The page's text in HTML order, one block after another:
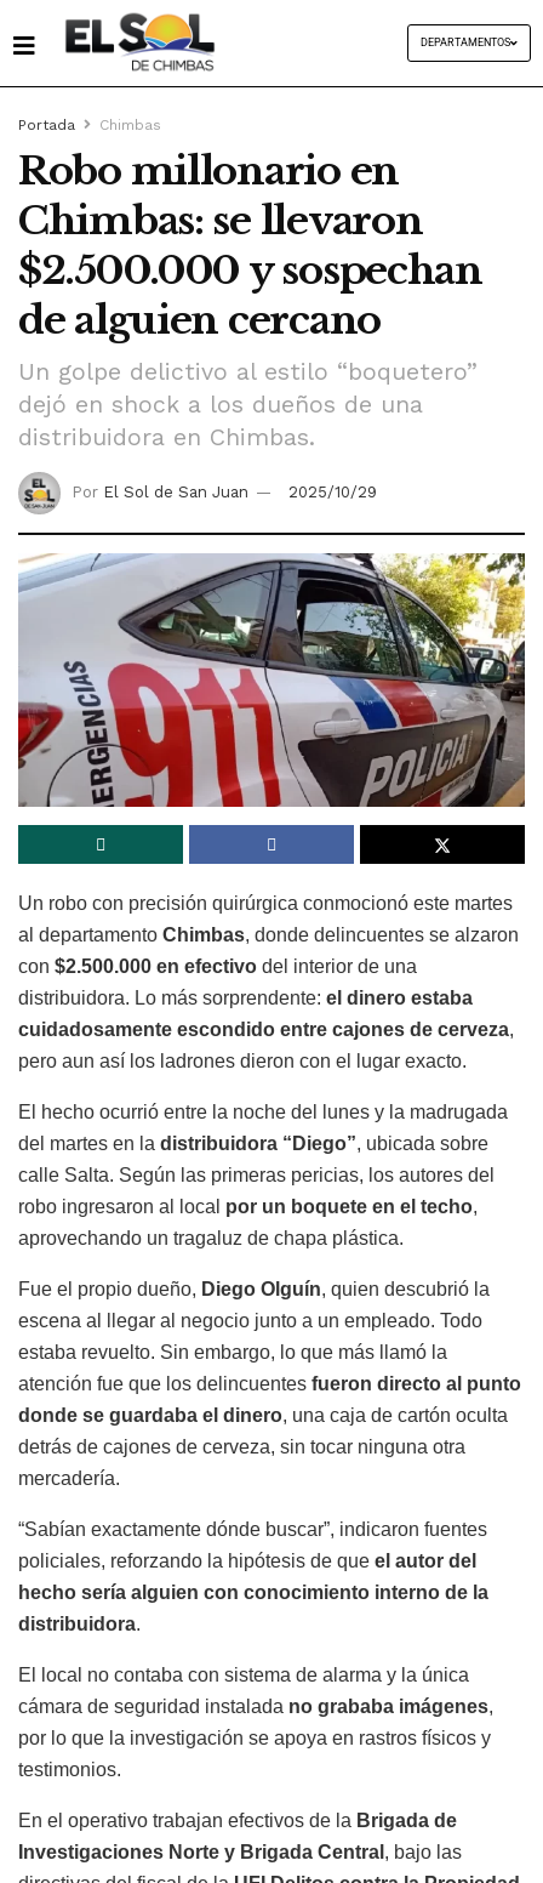
DEPARTAMENTOS
Portada Chimbas
Robo millonario en
Chimbas: se llevaron
$2.500.000 y sospechan
de alguien cercano
Un golpe delictivo al estilo “boquetero”
dejó en shock a los dueños de una
distribuidora en Chimbas.
Por El Sol de San Juan 2025/10/29
Un robo con precisión quirúrgica conmocionó este martes
al departamento Chimbas, donde delincuentes se alzaron
con $2.500.000 en efectivo del interior de una
distribuidora. Lo más sorprendente: el dinero estaba
cuidadosamente escondido entre cajones de cerveza,
pero aun así los ladrones dieron con el lugar exacto.
El hecho ocurrió entre la noche del lunes y la madrugada
del martes en la distribuidora “Diego”, ubicada sobre
calle Salta. Según las primeras pericias, los autores del
robo ingresaron al local por un boquete en el techo,
aprovechando un tragaluz de chapa plástica.
Fue el propio dueño, Diego Olguín, quien descubrió la
escena al llegar al negocio junto a un empleado. Todo
estaba revuelto. Sin embargo, lo que más llamó la
atención fue que los delincuentes fueron directo al punto
donde se guardaba el dinero, una caja de cartón oculta
detrás de cajones de cerveza, sin tocar ninguna otra
mercadería.
“Sabían exactamente dónde buscar”, indicaron fuentes
policiales, reforzando la hipótesis de que el autor del
hecho sería alguien con conocimiento interno de la
distribuidora.
El local no contaba con sistema de alarma y la única
cámara de seguridad instalada no grababa imágenes,
por lo que la investigación se apoya en rastros físicos y
testimonios.
En el operativo trabajan efectivos de la Brigada de
Investigaciones Norte y Brigada Central , bajo las